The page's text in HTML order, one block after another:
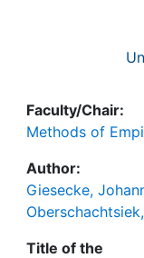
Faculty/Chair:
Methods of
Author:
Giesecke,
Title of the